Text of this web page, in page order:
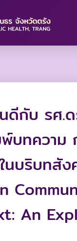
ดีกับ รศ.
บทความ
นบริบทสั
An